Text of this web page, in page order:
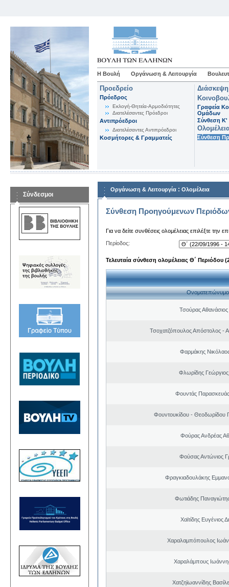
Η Βουλή Οργάνωση & Λειτουργία
Προεδρείο
Πρόεδρος
Εκλογή-Θητεία-Αρμοδιότητες
Διατελέσαντες Πρόεδροι
Αντιπρόεδροι
Διατελέσαντες Αντιπρόεδροι
Κοσμήτορες & Γραμματείς
Γραφεία
Ομάδων
Σύνθεση K'
Σύνθεση
Σύνδεσμοι
Οργάνωση & Λειτουργία : Ολομέλεια
Σύνθεση Προηγούμενων
Για να δείτε συνθέσεις ολομέλειας επιλέξτε την
Περίοδος:
Τελευταία σύνθεση ολομέλειας Θ΄ Περιόδου
Ονοματεπώνυμο
Τσούρας
Τσοχατζόπουλος Απόστολος -
Φαρμάκης
Φλωρίδης Γεώργιος
Φουντάς
Φουντουκίδου - Θεοδωρίδου
Φούρας Ανδρέας
Φούσας Αντώνιος
Φραγκιαδουλάκης
Φωτιάδης
Χαϊτίδης Ευγένιος
Χαραλαμπόπουλος
Χαραλάμπους
Χατζηϊωαννίδης